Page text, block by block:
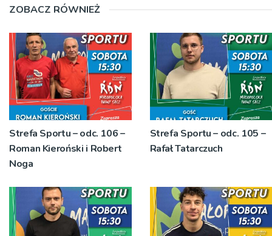
ZOBACZ RÓWNIEŻ
Strefa Sportu – odc. 106 –
Roman Kieroński i Robert
Noga
Strefa Sportu – odc. 105 –
Rafał Tatarczuch